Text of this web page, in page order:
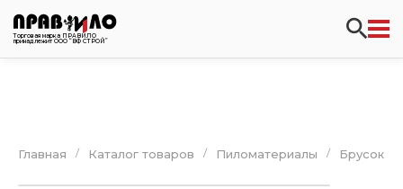
Торговая марка ПРАВИЛО
принадлежит ООО “ВФ СТРОЙ”
Главная / Каталог товаров / Пиломатериалы / Брусок